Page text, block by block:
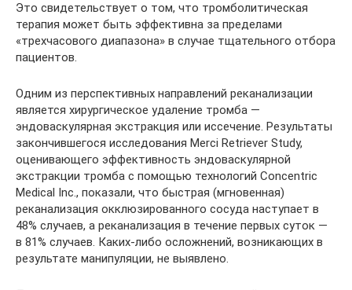
Это свидетельствует о том, что тромболитическая
терапия может быть эффективна за пределами
«трехчасового диапазона» в случае тщательного отбора
пациентов.
Одним из перспективных направлений реканализации
является хирургическое удаление тромба —
эндоваскулярная экстракция или иссечение. Результаты
закончившегося исследования Merci Retriever Study,
оценивающего эффективность эндоваскулярной
экстракции тромба с помощью технологий Concentric
Medical Inc., показали, что быстрая (мгновенная)
реканализация окклюзированного сосуда наступает в
48% случаев, а реканализация в течение первых суток —
в 81% случаев. Каких-либо осложнений, возникающих в
результате манипуляции, не выявлено.